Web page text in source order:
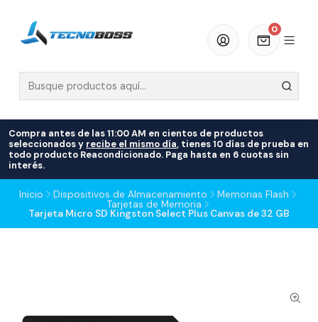
0
Compra antes de las 11:00 AM en cientos de productos
seleccionados y recibe el mismo día, tienes 10 días de prueba en
todo producto Reacondicionado. Paga hasta en 6 cuotas sin
interés.
Inicio Dispositivos de Almacenamiento
Memorias Flash
Tarjetas de Memoria
Tarjeta Micro SD Kingston Select Plus Canvas de 32 GB